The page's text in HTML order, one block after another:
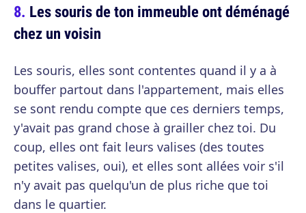
Les souris de ton immeuble ont déménagé
chez un voisin
Les souris, elles sont contentes quand il y a à
bouffer partout dans l'appartement, mais elles
se sont rendu compte que ces derniers temps,
y'avait pas grand chose à grailler chez toi. Du
coup, elles ont fait leurs valises (des toutes
petites valises, oui), et elles sont allées voir s'il
n'y avait pas quelqu'un de plus riche que toi
dans le quartier.